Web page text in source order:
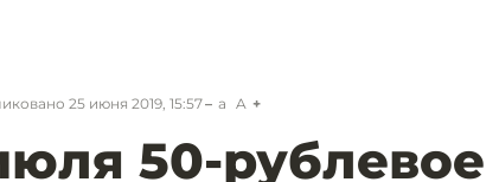
25 июня 2019, 15:57 a A
50-рублевое